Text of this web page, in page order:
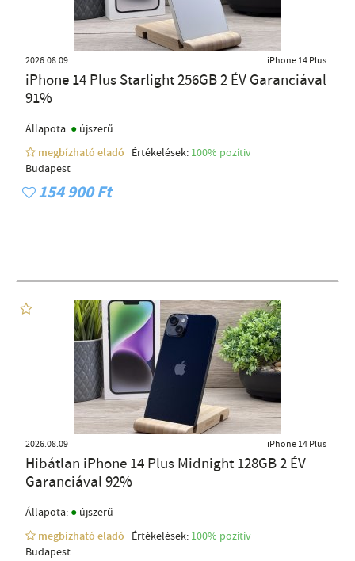
2026.08.09 iPhone 14 Plus
iPhone 14 Plus Starlight 256GB 2 ÉV Garanciával
91%
Állapota: ● újszerű
megbízható eladó
Értékelések: 100% pozítiv
Budapest
154 900 Ft
2026.08.09 iPhone 14 Plus
Hibátlan iPhone 14 Plus Midnight 128GB 2 ÉV
Garanciával 92%
Állapota: ● újszerű
megbízható eladó
Értékelések: 100% pozítiv
Budapest